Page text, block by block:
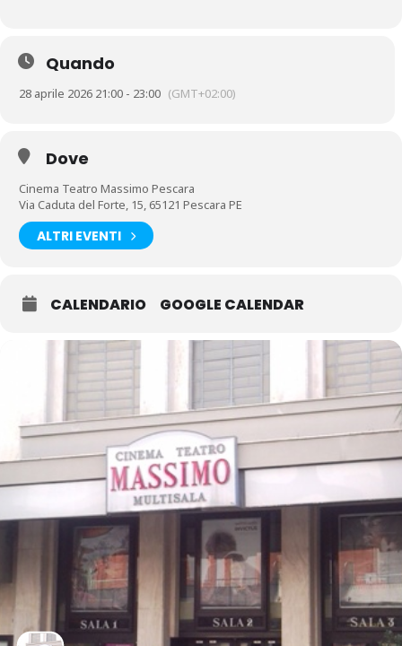
Quando
28 aprile 2026 21:00 - 23:00 (GMT+02:00)
Dove
Cinema Teatro Massimo Pescara
Via Caduta del Forte, 15, 65121 Pescara PE
ALTRI EVENTI
CALENDARIO GOOGLE CALENDAR